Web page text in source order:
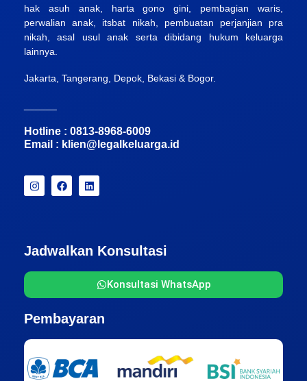
hak asuh anak, harta gono gini, pembagian waris,
perwalian anak, itsbat nikah, pembuatan perjanjian pra
nikah, asal usul anak serta dibidang hukum keluarga
lainnya.
Jakarta, Tangerang, Depok, Bekasi & Bogor.
Hotline : 0813-8968-6009
Email : klien@legalkeluarga.id
Jadwalkan Konsultasi
Konsultasi WhatsApp
Pembayaran